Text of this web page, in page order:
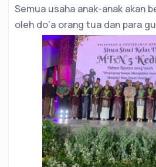
Semua usaha anak-anak akan
oleh do’a orang tua dan para